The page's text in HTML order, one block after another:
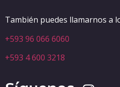
También puedes llamarnos a
+593 96 066 6060
+593 4 600 3218